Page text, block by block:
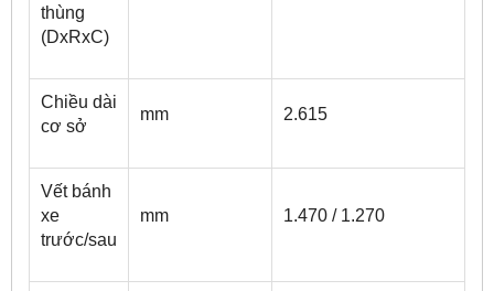
thùng
(DxRxC)
Chiều dài
cơ sở
mm 2.615
Vết bánh
xe
trước/sau
mm 1.470 / 1.270